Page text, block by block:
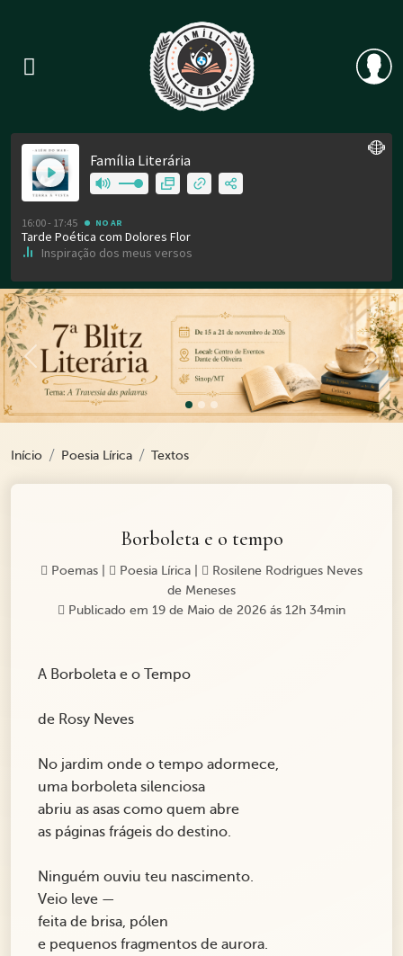
Previous
Início Poesia Lírica Textos
Borboleta e o tempo
Poemas Poesia Lírica
Rosilene Rodrigues Neves
de Meneses
Publicado em 19 de Maio de 2026 ás 12h 34min
A Borboleta e o Tempo
de Rosy Neves
No jardim onde o tempo adormece,
uma borboleta silenciosa
abriu as asas como quem abre
as páginas frágeis do destino.
Ninguém ouviu teu nascimento.
Veio leve —
feita de brisa, pólen
e pequenos fragmentos de aurora.